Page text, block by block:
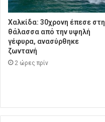
Χαλκίδα: 30χρονη έπεσε στη
θάλασσα από την υψηλή
γέφυρα, ανασύρθηκε
ζωντανή
2 ώρες πρίν